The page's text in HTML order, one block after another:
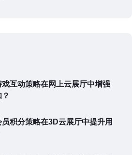
戏互动策略在网上云展厅中增强
积分策略在3D云展厅中提升用